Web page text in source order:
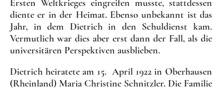
Ersten Weltkrieges eingreifen musste, stattdessen
diente er in der Heimat. Ebenso unbekannt ist das
Jahr, in dem Dietrich in den Schuldienst kam.
Vermutlich war dies aber erst dann der Fall, als die
universitären Perspektiven ausblieben.
Dietrich heiratete am 15. April 1922 in Oberhausen
(Rheinland) Maria Christine Schnitzler. Die Familie